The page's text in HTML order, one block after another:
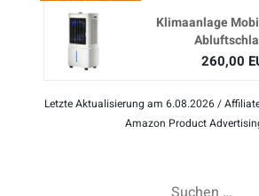
Klimaanlage
260,00
Letzte Aktualisierung am 6.08.2026 /
Amazon Product